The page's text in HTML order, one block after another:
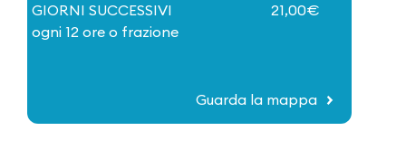
GIORNI SUCCESSIVI
​​​​​​​ogni 12 ore o frazione
21,00€
Guarda la mappa